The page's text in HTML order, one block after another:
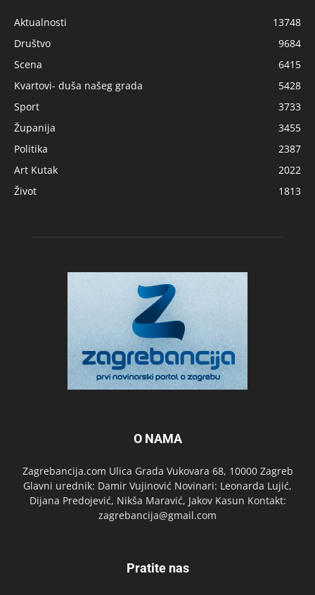
Aktualnosti
13748
Društvo
9684
Scena
6415
Kvartovi- duša našeg grada
5428
Sport
3733
Županija
3455
Politika
2387
Art Kutak
2022
Život
1813
O NAMA
Zagrebancija.com Ulica Grada Vukovara 68, 10000 Zagreb
Glavni urednik: Damir Vujinović Novinari: Leonarda Lujić,
Dijana Predojević, Nikša Maravić, Jakov Kasun Kontakt:
zagrebancija@gmail.com
Pratite nas